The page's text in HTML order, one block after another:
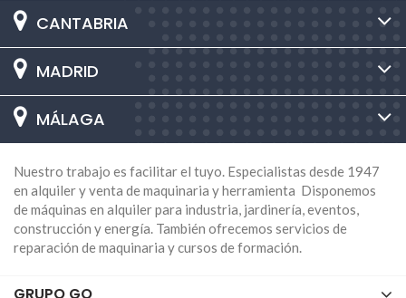
CANTABRIA
MADRID
MÁLAGA
Nuestro trabajo es facilitar el tuyo. Especialistas desde 1947
en alquiler y venta de maquinaria y herramienta Disponemos
de máquinas en alquiler para industria, jardinería, eventos,
construcción y energía. También ofrecemos servicios de
reparación de maquinaria y cursos de formación.
GRUPO GO